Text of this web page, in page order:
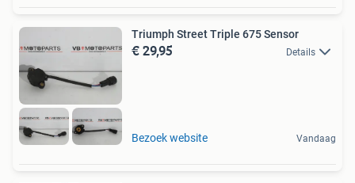
Triumph Street Triple 675 Sensor
€ 29,95 Details
Bezoek website Vandaag